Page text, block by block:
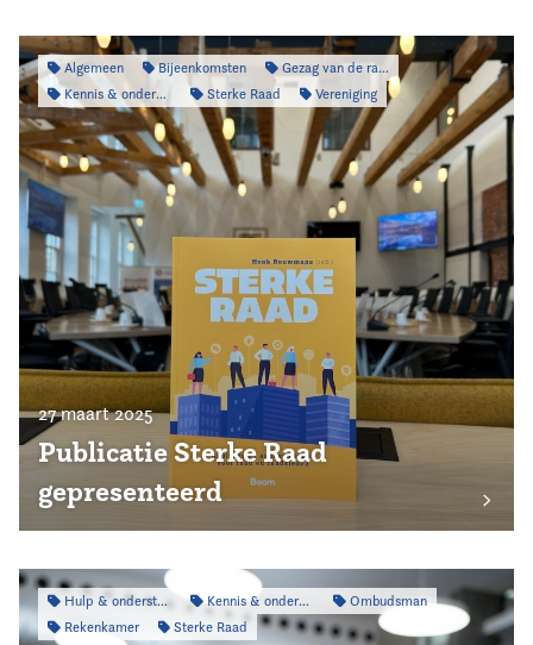
Algemeen Bijeenkomsten
Gezag van de raad
Kennis & onderzoek
Sterke Raad Vereniging
27 maart 2025
Publicatie Sterke Raad
gepresenteerd
Hulp & ondersteuning Kennis & onderzoek
Ombudsman
Rekenkamer
Sterke Raad